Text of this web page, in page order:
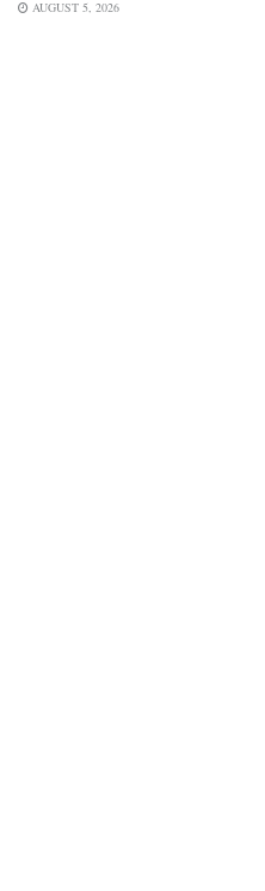
AUGUST 5, 2026